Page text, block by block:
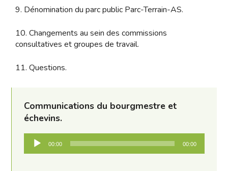
9. Dénomination du parc public Parc-Terrain-AS.
10. Changements au sein des commissions
consultatives et groupes de travail.
11. Questions.
Communications du bourgmestre et
échevins.
Lecteur
audio
00:00 00:00